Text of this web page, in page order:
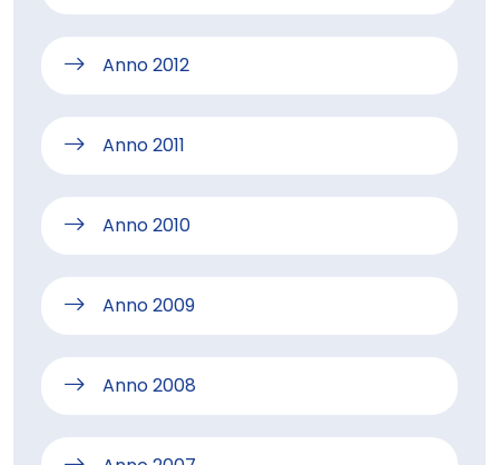
Anno 2012
Anno 2011
Anno 2010
Anno 2009
Anno 2008